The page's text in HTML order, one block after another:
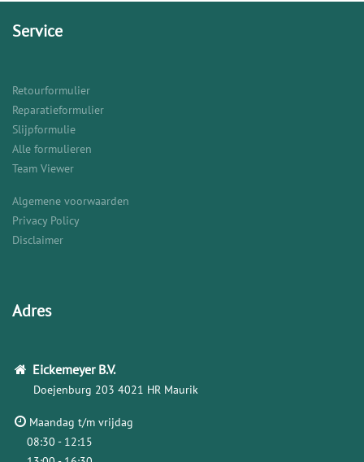
Service
Retourformulier
Reparatieformulier
Slijpformulie
Alle formulieren
Team Viewer
Algemene voorwaarden
Privacy Policy
Disclaimer
Adres
Eickemeyer B.V.
Doejenburg 203 4021 HR Maurik
Maandag t/m vrijdag
08:30 - 12:15